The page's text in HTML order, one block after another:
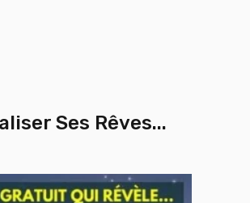
Ses Rêves...